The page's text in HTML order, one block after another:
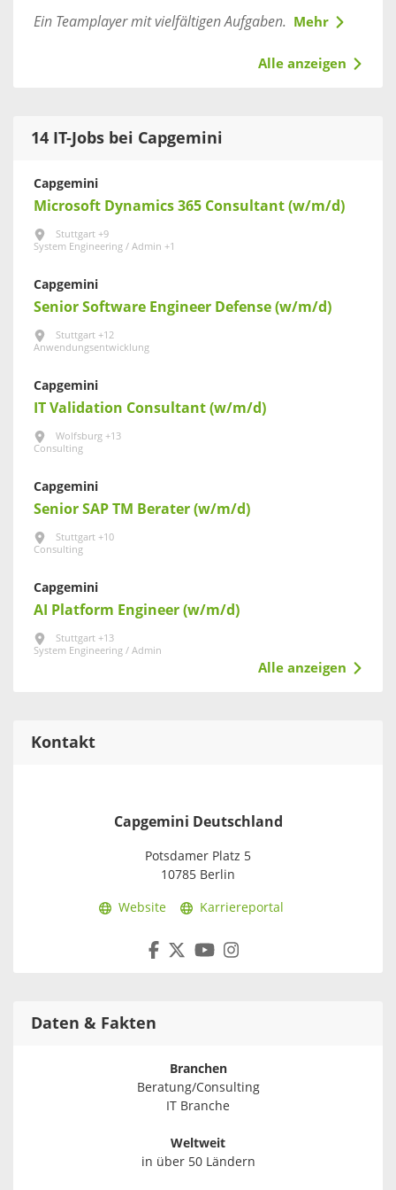
Ein Teamplayer mit vielfältigen Aufgaben. Mehr
Alle anzeigen
14 IT-Jobs bei Capgemini
Capgemini
Microsoft Dynamics 365 Consultant (w/m/d)
Stuttgart +9
System Engineering / Admin +1
Capgemini
Senior Software Engineer Defense (w/m/d)
Stuttgart +12
Anwendungsentwicklung
Capgemini
IT Validation Consultant (w/m/d)
Wolfsburg +13
Consulting
Capgemini
Senior SAP TM Berater (w/m/d)
Stuttgart +10
Consulting
Capgemini
AI Platform Engineer (w/m/d)
Stuttgart +13
System Engineering / Admin
Alle anzeigen
Kontakt
Capgemini Deutschland
Potsdamer Platz 5
10785 Berlin
Website Karriereportal
Daten & Fakten
Branchen
Beratung/Consulting
IT Branche
Weltweit
in über 50 Ländern